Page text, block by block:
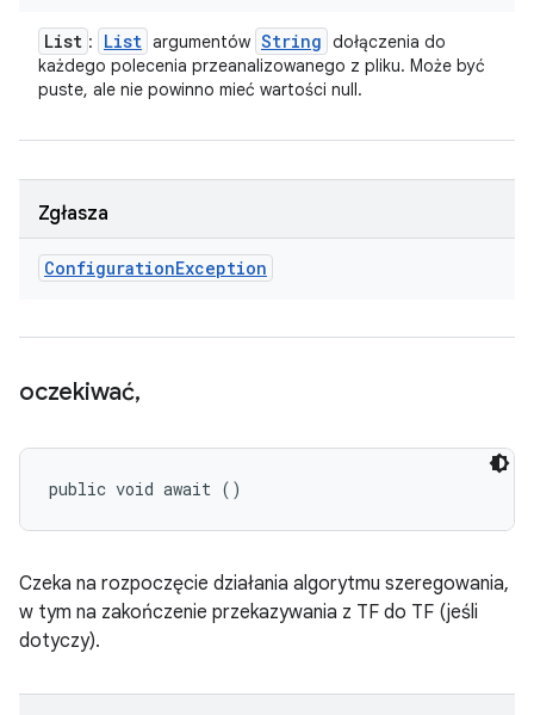
List : List argumentów String dołączenia do
każdego polecenia przeanalizowanego z pliku. Może być
puste, ale nie powinno mieć wartości null.
Zgłasza
ConfigurationException
oczekiwać,
public void await ()
Czeka na rozpoczęcie działania algorytmu szeregowania,
w tym na zakończenie przekazywania z TF do TF (jeśli
dotyczy).